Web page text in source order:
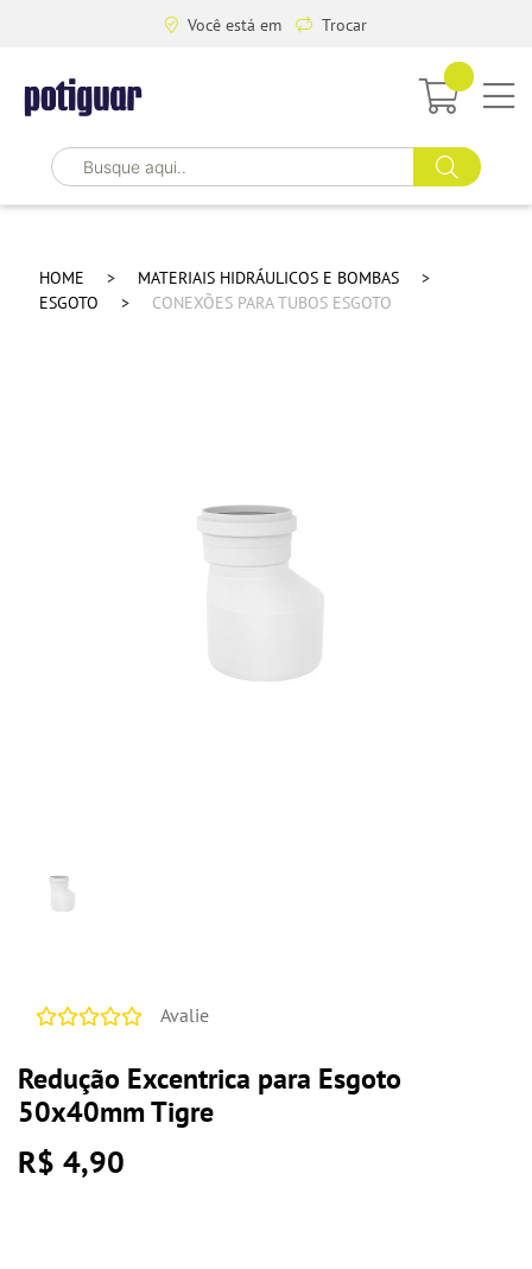
Você está em Trocar
HOME
MATERIAIS HIDRÁULICOS E BOMBAS
ESGOTO
CONEXÕES PARA TUBOS ESGOTO
Avalie
Redução Excentrica para Esgoto
50x40mm Tigre
R$ 4,90